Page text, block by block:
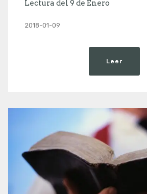
Lectura del 9 de Enero
2018-01-09
Leer